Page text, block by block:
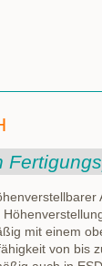
mit einem
von bis